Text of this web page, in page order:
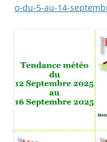
o-du-5-au-14-